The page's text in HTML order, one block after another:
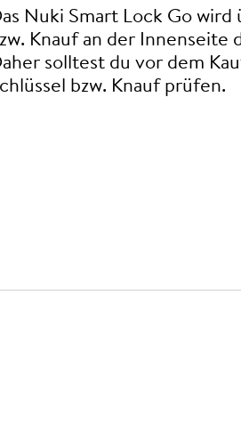
Nuki Smart Lock Go
Knauf an der Innenseite
solltest du vor dem
bzw. Knauf prüfen.